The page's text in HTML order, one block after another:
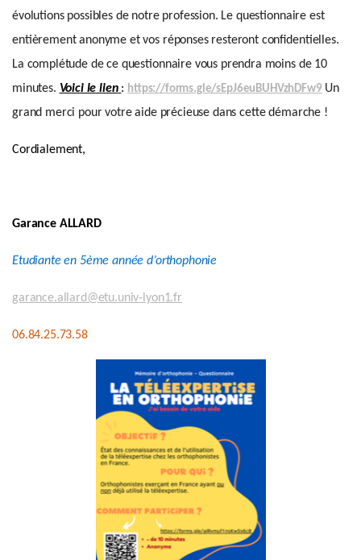
évolutions possibles de notre profession. Le questionnaire est
entièrement anonyme et vos réponses resteront confidentielles.
La complétude de ce questionnaire vous prendra moins de 10
minutes. Voici le lien : https://forms.gle/sEpJ6euBUHVzhDFw9 Un
grand merci pour votre aide précieuse dans cette démarche !
Cordialement,
Garance ALLARD
Etudiante en 5ème année d’orthophonie
garance.allard@etu.univ-lyon1.fr
06.84.25.73.58